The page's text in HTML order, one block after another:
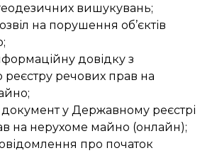
вишукувань;
на порушення об’єктів
довідку з
речових прав на
у Державному реєстрі
на нерухоме майно (онлайн);
про початок